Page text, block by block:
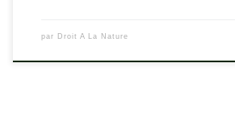
par Droit A La Nature